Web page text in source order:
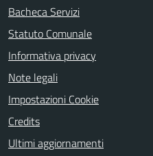
Bacheca Servizi
Statuto Comunale
Informativa privacy
Note legali
Impostazioni Cookie
Credits
Ultimi aggiornamenti